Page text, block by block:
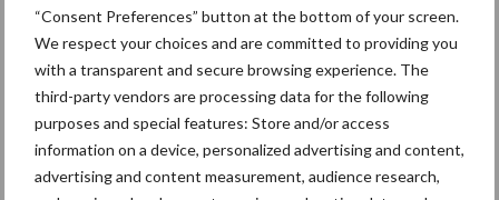
“Consent Preferences” button at the bottom of your screen.
We respect your choices and are committed to providing you
with a transparent and secure browsing experience. The
third-party vendors are processing data for the following
purposes and special features: Store and/or access
information on a device, personalized advertising and content,
advertising and content measurement, audience research,
Aardappelen Graan
Toon meer